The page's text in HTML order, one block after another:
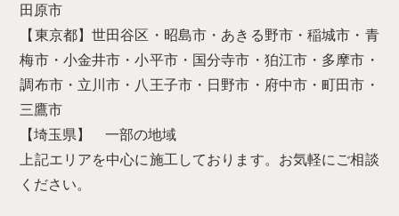
田原市
【東京都】世田谷区・昭島市・あきる野市・稲城市・青
梅市・小金井市・小平市・国分寺市・狛江市・多摩市・
調布市・立川市・八王子市・日野市・府中市・町田市・
三鷹市
【埼玉県】 一部の地域
上記エリアを中心に施工しております。お気軽にご相談
ください。